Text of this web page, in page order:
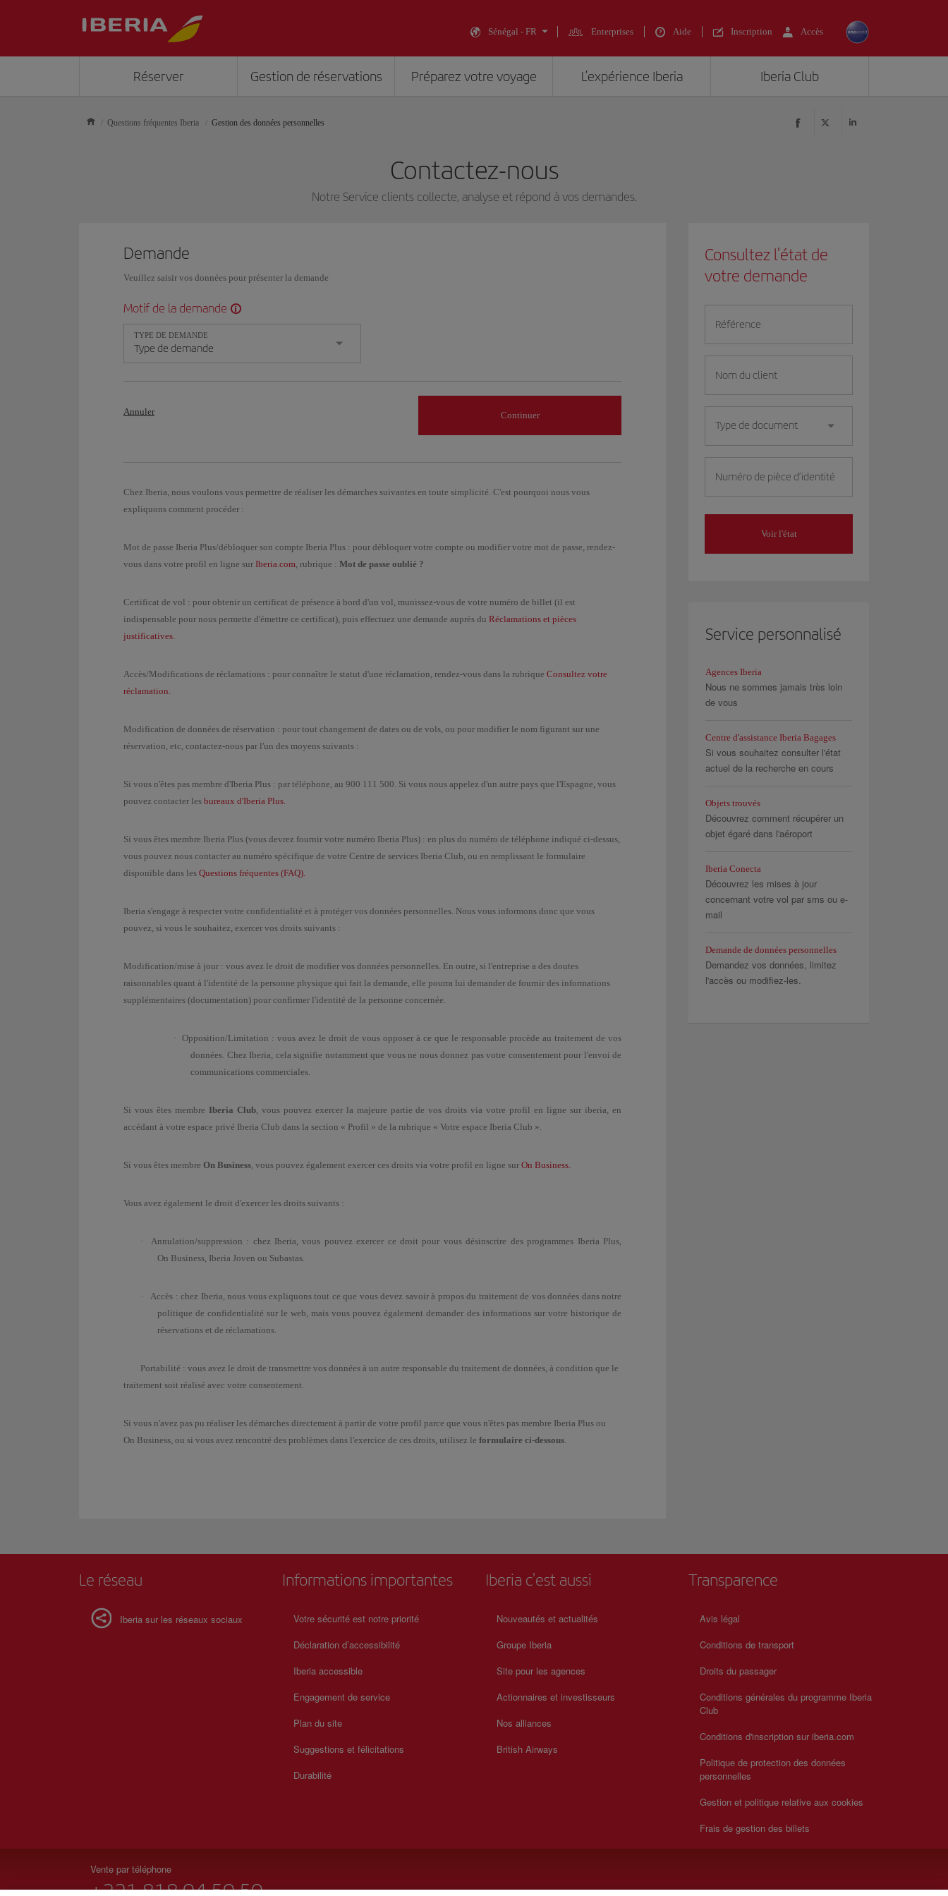
Sénégal - FR Enterprises Aide Inscription Accès
Réserver Gestion de réservations Préparez votre voyage L’expérience Iberia Iberia Club
Questions fréquentes Iberia Gestion des données personnelles
Contactez-nous
Notre Service clients collecte, analyse et répond à vos demandes.
Demande
Veuillez saisir vos données pour présenter la demande
Motif de la demande
TYPE DE DEMANDE
Type de demande
Continuer
Annuler
Chez Iberia, nous voulons vous permettre de réaliser les démarches suivantes en toute simplicité. C'est pourquoi nous vous
expliquons comment procéder :
Mot de passe Iberia Plus/débloquer son compte Iberia Plus : pour débloquer votre compte ou modifier votre mot de passe, rendez-
vous dans votre profil en ligne sur Iberia.com, rubrique : Mot de passe oublié ?
Certificat de vol : pour obtenir un certificat de présence à bord d'un vol, munissez-vous de votre numéro de billet (il est
indispensable pour nous permette d'émettre ce certificat), puis effectuez une demande auprès du Réclamations et pièces
justificatives.
Accès/Modifications de réclamations : pour connaître le statut d'une réclamation, rendez-vous dans la rubrique Consultez votre
réclamation.
Modification de données de réservation : pour tout changement de dates ou de vols, ou pour modifier le nom figurant sur une
réservation, etc, contactez-nous par l'un des moyens suivants :
Si vous n'êtes pas membre d'Iberia Plus : par téléphone, au 900 111 500. Si vous nous appelez d'un autre pays que l'Espagne, vous
pouvez contacter les bureaux d'Iberia Plus.
Si vous êtes membre Iberia Plus (vous devrez fournir votre numéro Iberia Plus) : en plus du numéro de téléphone indiqué ci-dessus,
vous pouvez nous contacter au numéro spécifique de votre Centre de services Iberia Club, ou en remplissant le formulaire
disponible dans les Questions fréquentes (FAQ).
Iberia s'engage à respecter votre confidentialité et à protéger vos données personnelles. Nous vous informons donc que vous
pouvez, si vous le souhaitez, exercer vos droits suivants :
Modification/mise à jour : vous avez le droit de modifier vos données personnelles. En outre, si l'entreprise a des doutes
raisonnables quant à l'identité de la personne physique qui fait la demande, elle pourra lui demander de fournir des informations
supplémentaires (documentation) pour confirmer l'identité de la personne concernée.
· Opposition/Limitation : vous avez le droit de vous opposer à ce que le responsable procède au traitement de vos
données. Chez Iberia, cela signifie notamment que vous ne nous donnez pas votre consentement pour l'envoi de
communications commerciales.
Si vous êtes membre Iberia Club, vous pouvez exercer la majeure partie de vos droits via votre profil en ligne sur iberia, en
accédant à votre espace privé Iberia Club dans la section « Profil » de la rubrique « Votre espace Iberia Club ».
Si vous êtes membre On Business, vous pouvez également exercer ces droits via votre profil en ligne sur On Business.
Vous avez également le droit d'exercer les droits suivants :
·
Annulation/suppression : chez Iberia, vous pouvez exercer ce droit pour vous désinscrire des programmes Iberia Plus,
On Business, Iberia Joven ou Subastas.
·
Accès : chez Iberia, nous vous expliquons tout ce que vous devez savoir à propos du traitement de vos données dans notre
politique de confidentialité sur le web, mais vous pouvez également demander des informations sur votre historique de
réservations et de réclamations.
Portabilité : vous avez le droit de transmettre vos données à un autre responsable du traitement de données, à condition que le
traitement soit réalisé avec votre consentement.
Si vous n'avez pas pu réaliser les démarches directement à partir de votre profil parce que vous n'êtes pas membre Iberia Plus ou
On Business, ou si vous avez rencontré des problèmes dans l'exercice de ces droits, utilisez le formulaire ci-dessous.
Consultez l'état de
votre demande
Référence
Nom du client
Type de document
Numéro de pièce d’identité
Voir l'état
Service personnalisé
Agences Iberia
Nous ne sommes jamais très loin
de vous
Centre d'assistance Iberia Bagages
Si vous souhaitez consulter l'état
actuel de la recherche en cours
Objets trouvés
Découvrez comment récupérer un
objet égaré dans l'aéroport
Iberia Conecta
Découvrez les mises à jour
concernant votre vol par sms ou e-
mail
Demande de données personnelles
Demandez vos données, limitez
l'accès ou modifiez-les.
Le réseau
Iberia sur les réseaux sociaux
Informations importantes
Votre sécurité est notre priorité
Déclaration d’accessibilité
Iberia accessible
Engagement de service
Plan du site
Suggestions et félicitations
Durabilité
Iberia c'est aussi
Nouveautés et actualités
Groupe Iberia
Site pour les agences
Actionnaires et investisseurs
Nos alliances
British Airways
Transparence
Avis légal
Conditions de transport
Droits du passager
Conditions générales du programme Iberia
Club
Conditions d'inscription sur iberia.com
Politique de protection des données
personnelles
Gestion et politique relative aux cookies
Frais de gestion des billets
Vente par téléphone
+221 818 04 50 50